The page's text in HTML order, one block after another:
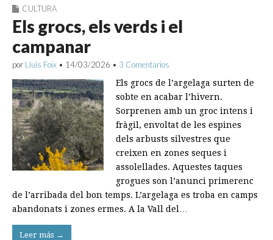
CULTURA
Els grocs, els verds i el
campanar
por Lluís Foix • 14/03/2026 • 3 Comentarios
Els grocs de l’argelaga surten de
sobte en acabar l’hivern.
Sorprenen amb un groc intens i
fràgil, envoltat de les espines
dels arbusts silvestres que
creixen en zones seques i
assolellades. Aquestes taques
grogues son l’anunci primerenc
de l’arribada del bon temps. L’argelaga es troba en camps
abandonats i zones ermes. A la Vall del…
Leer más →